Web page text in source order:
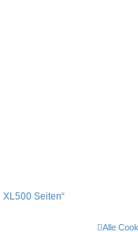
Seiten“
Alle